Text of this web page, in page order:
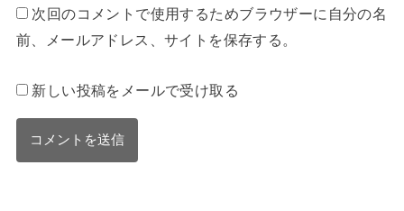
次回のコメントで使用するためブラウザーに自分の名
前、メールアドレス、サイトを保存する。
新しい投稿をメールで受け取る